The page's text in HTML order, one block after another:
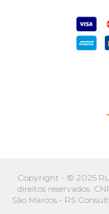
Copyright - © 2025
direitos reservados.
São Marcos - RS